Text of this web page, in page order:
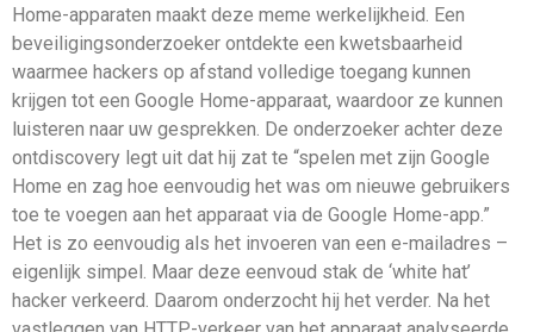
Home-apparaten maakt deze meme werkelijkheid. Een
beveiligingsonderzoeker ontdekte een kwetsbaarheid
waarmee hackers op afstand volledige toegang kunnen
krijgen tot een Google Home-apparaat, waardoor ze kunnen
luisteren naar uw gesprekken. De onderzoeker achter deze
ontdiscovery legt uit dat hij zat te “spelen met zijn Google
Home en zag hoe eenvoudig het was om nieuwe gebruikers
toe te voegen aan het apparaat via de Google Home-app.”
Het is zo eenvoudig als het invoeren van een e-mailadres –
eigenlijk simpel. Maar deze eenvoud stak de ‘white hat’
hacker verkeerd. Daarom onderzocht hij het verder. Na het